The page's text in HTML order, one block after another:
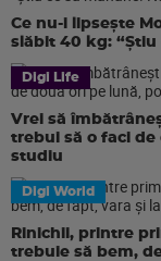
Ce nu-i lipsește
slăbit 40 kg: “Știu
Digi Life
Vrei să
trebui să o faci
studiu
Digi World
Rinichii, printre
trebuie să bem,